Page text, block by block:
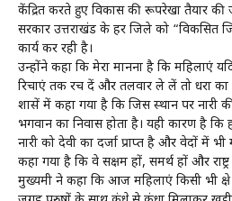
केंद्रित करते हुए विकास की रूपरेखा तैयार की
सरकार उत्तराखंड के हर जिले को “विकसित
कार्य कर रही है।
उन्होंने कहा कि मेरा मानना है कि महिलाएं
रिचाएं तक रच दें और तलवार ले लें तो धरा का
शास्त्रों में कहा गया है कि जिस स्थान पर
भगवान का निवास होता है। यही कारण है कि
नारी को देवी का दर्जा प्राप्त है और वेदों में
कहा गया है कि वे सक्षम हों, समर्थ हों और
मुख्यमंत्री ने कहा कि आज महिलाएं किसी भी